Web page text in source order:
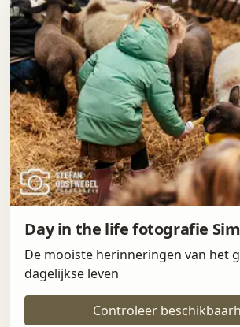
Day in the life fotografie
De mooiste herinneringen van het
dagelijkse leven
Controleer